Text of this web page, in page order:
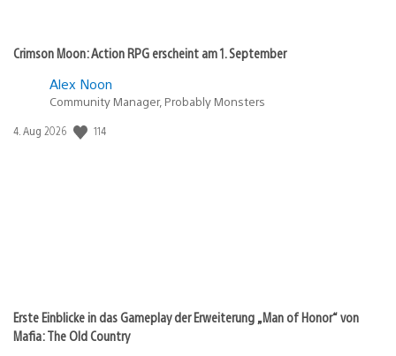
Crimson Moon: Action RPG erscheint am 1. September
Alex Noon
Community Manager, Probably Monsters
Veröffentlichungsdatum:
4. Aug 2026 114
Erste Einblicke in das Gameplay der Erweiterung „Man of Honor“ von
Mafia: The Old Country